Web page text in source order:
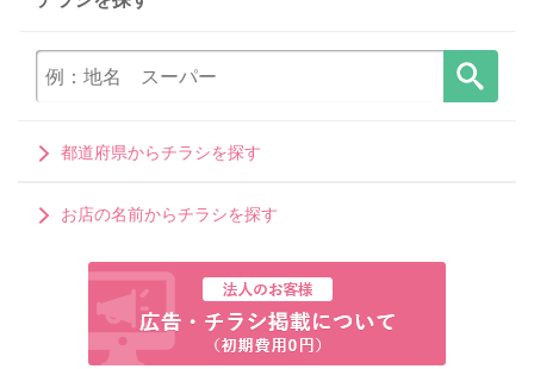
都道府県からチラシを探す
お店の名前からチラシを探す